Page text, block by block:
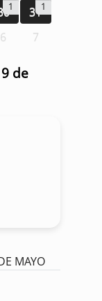
1 311
6 7
de
MAYO